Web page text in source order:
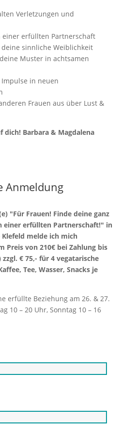
Verletzungen und
einer erfüllten Partnerschaft
sinnliche Weiblichkeit
Muster in achtsamen
in neuen
Frauen aus über Lust &
dich! Barbara & Magdalena
Anmeldung
"Für Frauen! Finde deine ganz
einer erfüllten Partnerschaft!" in
Klefeld melde ich mich
Preis von 210€ bei Zahlung bis
zzgl. € 75,- für 4 vegatarische
Tee, Wasser, Snacks je
erfüllte Beziehung am 26. & 27.
10 – 20 Uhr, Sonntag 10 – 16